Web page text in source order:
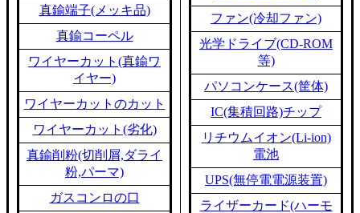
真鍮端子(メッキ品)
真鍮コーペル
ワイヤーカット(真鍮ワ
イヤー)
ワイヤーカットのカット
ワイヤーカット(劣化)
真鍮削粉(切削屑,ダライ
粉,パーマ)
ガスコンロの口
ファン(冷却ファン)
光学ドライブ(CD-ROM
等)
パソコンケース(筐体)
IC(集積回路)チップ
リチウムイオン(Li-ion)
電池
UPS(無停電電源装置)
ライザーカード(ハーモ